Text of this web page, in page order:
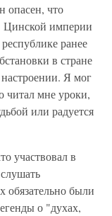
опасен, что
Цинской империи
ранее
в стране
настроении. Я мог
читал мне уроки,
или радуется
участвовал в
обязательно были
о "духах,